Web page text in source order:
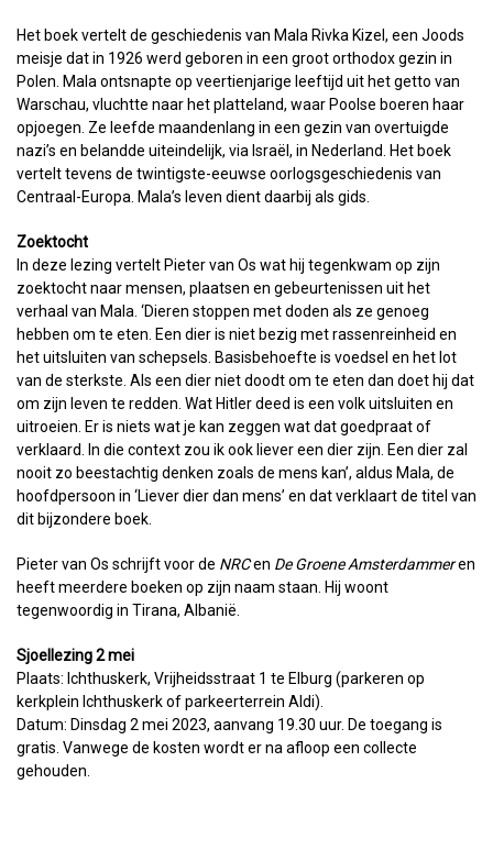
Het boek vertelt de geschiedenis van Mala Rivka Kizel, een Joods
meisje dat in 1926 werd geboren in een groot orthodox gezin in
Polen. Mala ontsnapte op veertienjarige leeftijd uit het getto van
Warschau, vluchtte naar het platteland, waar Poolse boeren haar
opjoegen. Ze leefde maandenlang in een gezin van overtuigde
nazi’s en belandde uiteindelijk, via Israël, in Nederland. Het boek
vertelt tevens de twintigste-eeuwse oorlogsgeschiedenis van
Centraal-Europa. Mala’s leven dient daarbij als gids.
Zoektocht
In deze lezing vertelt Pieter van Os wat hij tegenkwam op zijn
zoektocht naar mensen, plaatsen en gebeurtenissen uit het
verhaal van Mala. ‘Dieren stoppen met doden als ze genoeg
hebben om te eten. Een dier is niet bezig met rassenreinheid en
het uitsluiten van schepsels. Basisbehoefte is voedsel en het lot
van de sterkste. Als een dier niet doodt om te eten dan doet hij dat
om zijn leven te redden. Wat Hitler deed is een volk uitsluiten en
uitroeien. Er is niets wat je kan zeggen wat dat goedpraat of
verklaard. In die context zou ik ook liever een dier zijn. Een dier zal
nooit zo beestachtig denken zoals de mens kan’, aldus Mala, de
hoofdpersoon in ‘Liever dier dan mens’ en dat verklaart de titel van
dit bijzondere boek.
Pieter van Os schrijft voor de NRCen De Groene Amsterdammeren
heeft meerdere boeken op zijn naam staan. Hij woont
tegenwoordig in Tirana, Albanië.
Sjoellezing 2 mei
Plaats: Ichthuskerk, Vrijheidsstraat 1 te Elburg (parkeren op
kerkplein Ichthuskerk of parkeerterrein Aldi).
Datum: Dinsdag 2 mei 2023, aanvang 19.30 uur. De toegang is
gratis. Vanwege de kosten wordt er na afloop een collecte
gehouden.